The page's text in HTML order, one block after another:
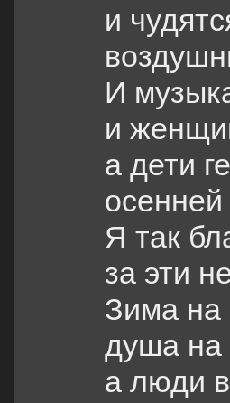
и
И
и
а дети
Я так
за эти
Зима на
душа на
а люди